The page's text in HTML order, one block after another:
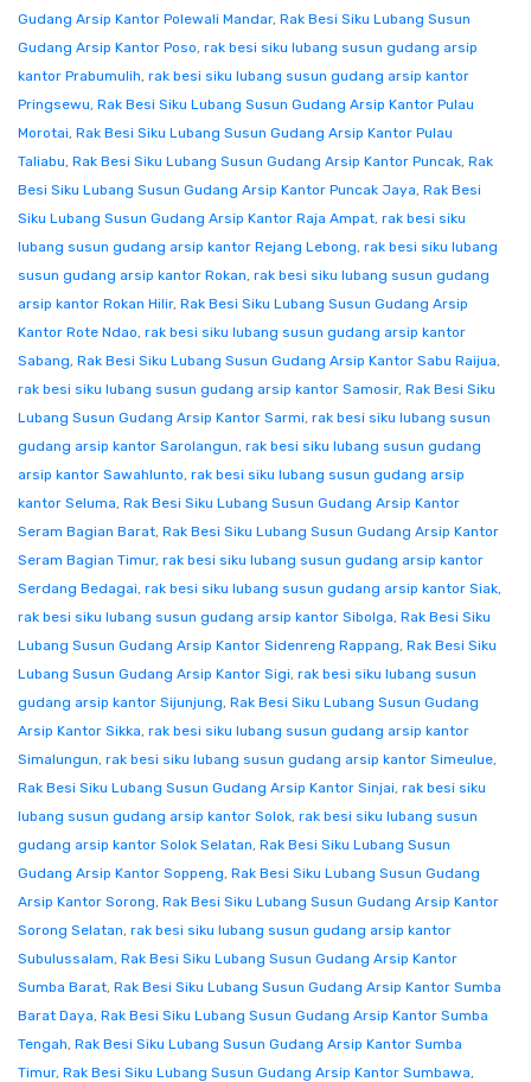
Gudang Arsip Kantor Polewali Mandar, Rak Besi Siku Lubang Susun
Gudang Arsip Kantor Poso, rak besi siku lubang susun gudang arsip
kantor Prabumulih, rak besi siku lubang susun gudang arsip kantor
Pringsewu, Rak Besi Siku Lubang Susun Gudang Arsip Kantor Pulau
Morotai, Rak Besi Siku Lubang Susun Gudang Arsip Kantor Pulau
Taliabu, Rak Besi Siku Lubang Susun Gudang Arsip Kantor Puncak, Rak
Besi Siku Lubang Susun Gudang Arsip Kantor Puncak Jaya, Rak Besi
Siku Lubang Susun Gudang Arsip Kantor Raja Ampat, rak besi siku
lubang susun gudang arsip kantor Rejang Lebong, rak besi siku lubang
susun gudang arsip kantor Rokan, rak besi siku lubang susun gudang
arsip kantor Rokan Hilir, Rak Besi Siku Lubang Susun Gudang Arsip
Kantor Rote Ndao, rak besi siku lubang susun gudang arsip kantor
Sabang, Rak Besi Siku Lubang Susun Gudang Arsip Kantor Sabu Raijua,
rak besi siku lubang susun gudang arsip kantor Samosir, Rak Besi Siku
Lubang Susun Gudang Arsip Kantor Sarmi, rak besi siku lubang susun
gudang arsip kantor Sarolangun, rak besi siku lubang susun gudang
arsip kantor Sawahlunto, rak besi siku lubang susun gudang arsip
kantor Seluma, Rak Besi Siku Lubang Susun Gudang Arsip Kantor
Seram Bagian Barat, Rak Besi Siku Lubang Susun Gudang Arsip Kantor
Seram Bagian Timur, rak besi siku lubang susun gudang arsip kantor
Serdang Bedagai, rak besi siku lubang susun gudang arsip kantor Siak,
rak besi siku lubang susun gudang arsip kantor Sibolga, Rak Besi Siku
Lubang Susun Gudang Arsip Kantor Sidenreng Rappang, Rak Besi Siku
Lubang Susun Gudang Arsip Kantor Sigi, rak besi siku lubang susun
gudang arsip kantor Sijunjung, Rak Besi Siku Lubang Susun Gudang
Arsip Kantor Sikka, rak besi siku lubang susun gudang arsip kantor
Simalungun, rak besi siku lubang susun gudang arsip kantor Simeulue,
Rak Besi Siku Lubang Susun Gudang Arsip Kantor Sinjai, rak besi siku
lubang susun gudang arsip kantor Solok, rak besi siku lubang susun
gudang arsip kantor Solok Selatan, Rak Besi Siku Lubang Susun
Gudang Arsip Kantor Soppeng, Rak Besi Siku Lubang Susun Gudang
Arsip Kantor Sorong, Rak Besi Siku Lubang Susun Gudang Arsip Kantor
Sorong Selatan, rak besi siku lubang susun gudang arsip kantor
Subulussalam, Rak Besi Siku Lubang Susun Gudang Arsip Kantor
Sumba Barat, Rak Besi Siku Lubang Susun Gudang Arsip Kantor Sumba
Barat Daya, Rak Besi Siku Lubang Susun Gudang Arsip Kantor Sumba
Tengah, Rak Besi Siku Lubang Susun Gudang Arsip Kantor Sumba
Timur, Rak Besi Siku Lubang Susun Gudang Arsip Kantor Sumbawa,